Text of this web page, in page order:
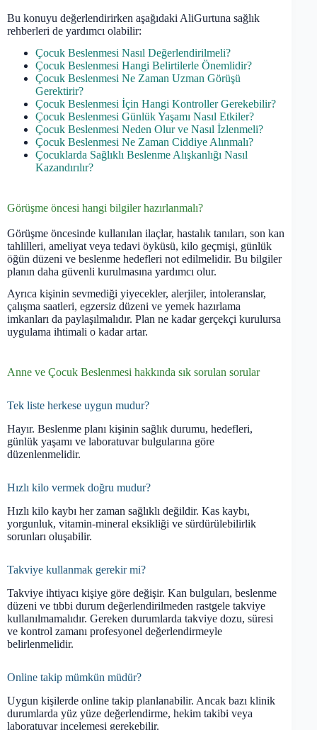
Bu konuyu değerlendirirken aşağıdaki AliGurtuna sağlık
rehberleri de yardımcı olabilir:
Çocuk Beslenmesi Nasıl Değerlendirilmeli?
Çocuk Beslenmesi Hangi Belirtilerle Önemlidir?
Çocuk Beslenmesi Ne Zaman Uzman Görüşü
Gerektirir?
Çocuk Beslenmesi İçin Hangi Kontroller Gerekebilir?
Çocuk Beslenmesi Günlük Yaşamı Nasıl Etkiler?
Çocuk Beslenmesi Neden Olur ve Nasıl İzlenmeli?
Çocuk Beslenmesi Ne Zaman Ciddiye Alınmalı?
Çocuklarda Sağlıklı Beslenme Alışkanlığı Nasıl
Kazandırılır?
Görüşme öncesi hangi bilgiler hazırlanmalı?
Görüşme öncesinde kullanılan ilaçlar, hastalık tanıları, son kan
tahlilleri, ameliyat veya tedavi öyküsü, kilo geçmişi, günlük
öğün düzeni ve beslenme hedefleri not edilmelidir. Bu bilgiler
planın daha güvenli kurulmasına yardımcı olur.
Ayrıca kişinin sevmediği yiyecekler, alerjiler, intoleranslar,
çalışma saatleri, egzersiz düzeni ve yemek hazırlama
imkanları da paylaşılmalıdır. Plan ne kadar gerçekçi kurulursa
uygulama ihtimali o kadar artar.
Anne ve Çocuk Beslenmesi hakkında sık sorulan sorular
Tek liste herkese uygun mudur?
Hayır. Beslenme planı kişinin sağlık durumu, hedefleri,
günlük yaşamı ve laboratuvar bulgularına göre
düzenlenmelidir.
Hızlı kilo vermek doğru mudur?
Hızlı kilo kaybı her zaman sağlıklı değildir. Kas kaybı,
yorgunluk, vitamin-mineral eksikliği ve sürdürülebilirlik
sorunları oluşabilir.
Takviye kullanmak gerekir mi?
Takviye ihtiyacı kişiye göre değişir. Kan bulguları, beslenme
düzeni ve tıbbi durum değerlendirilmeden rastgele takviye
kullanılmamalıdır. Gereken durumlarda takviye dozu, süresi
ve kontrol zamanı profesyonel değerlendirmeyle
belirlenmelidir.
Online takip mümkün müdür?
Uygun kişilerde online takip planlanabilir. Ancak bazı klinik
durumlarda yüz yüze değerlendirme, hekim takibi veya
laboratuvar incelemesi gerekebilir.